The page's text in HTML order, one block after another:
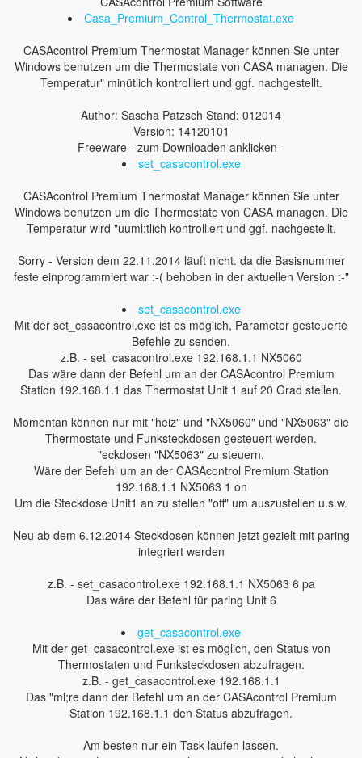
Casa_Premium_Control_Thermostat.exe
CASAcontrol Premium Thermostat Manager können Sie unter
Windows benutzen um die Thermostate von CASA managen. Die
Temperatur" minütlich kontrolliert und ggf. nachgestellt.
Author: Sascha Patzsch Stand: 012014
Version: 14120101
Freeware - zum Downloaden anklicken -
set_casacontrol.exe
CASAcontrol Premium Thermostat Manager können Sie unter
Windows benutzen um die Thermostate von CASA managen. Die
Temperatur wird "uuml;tlich kontrolliert und ggf. nachgestellt.
Sorry - Version dem 22.11.2014 läuft nicht. da die Basisnummer
feste einprogrammiert war :-( behoben in der aktuellen Version :-"
set_casacontrol.exe
Mit der set_casacontrol.exe ist es möglich, Parameter gesteuerte
Befehle zu senden.
z.B. - set_casacontrol.exe 192.168.1.1 NX5060
Das wäre dann der Befehl um an der CASAcontrol Premium
Station 192.168.1.1 das Thermostat Unit 1 auf 20 Grad stellen.
Momentan können nur mit "heiz" und "NX5060" und "NX5063" die
Thermostate und Funksteckdosen gesteuert werden.
"eckdosen "NX5063" zu steuern.
Wäre der Befehl um an der CASAcontrol Premium Station
192.168.1.1 NX5063 1 on
Um die Steckdose Unit1 an zu stellen "off" um auszustellen u.s.w.
Neu ab dem 6.12.2014 Steckdosen können jetzt gezielt mit paring
integriert werden
z.B. - set_casacontrol.exe 192.168.1.1 NX5063 6 pa
Das wäre der Befehl für paring Unit 6
get_casacontrol.exe
Mit der get_casacontrol.exe ist es möglich, den Status von
Thermostaten und Funksteckdosen abzufragen.
z.B. - get_casacontrol.exe 192.168.1.1
Das "ml;re dann der Befehl um an der CASAcontrol Premium
Station 192.168.1.1 den Status abzufragen.
Am besten nur ein Task laufen lassen.